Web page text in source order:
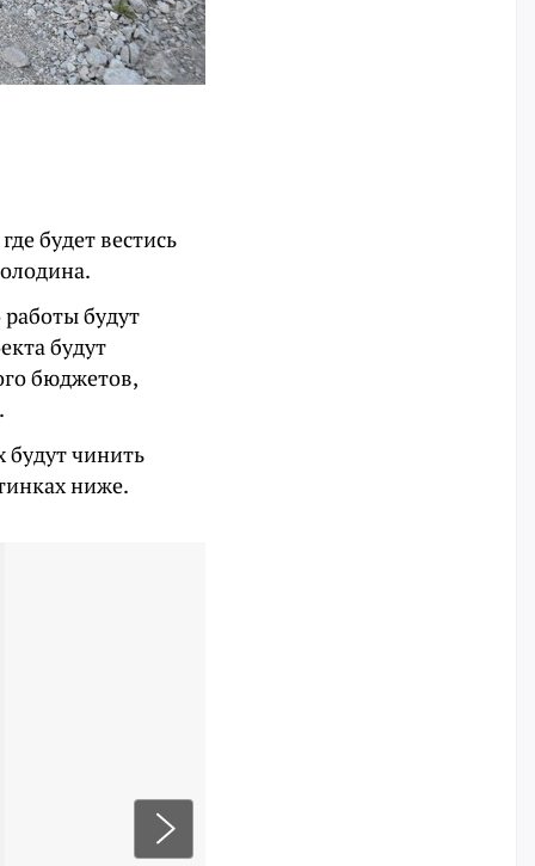
будет вестись
будут
будут
бюджетов,
будут чинить
ниже.